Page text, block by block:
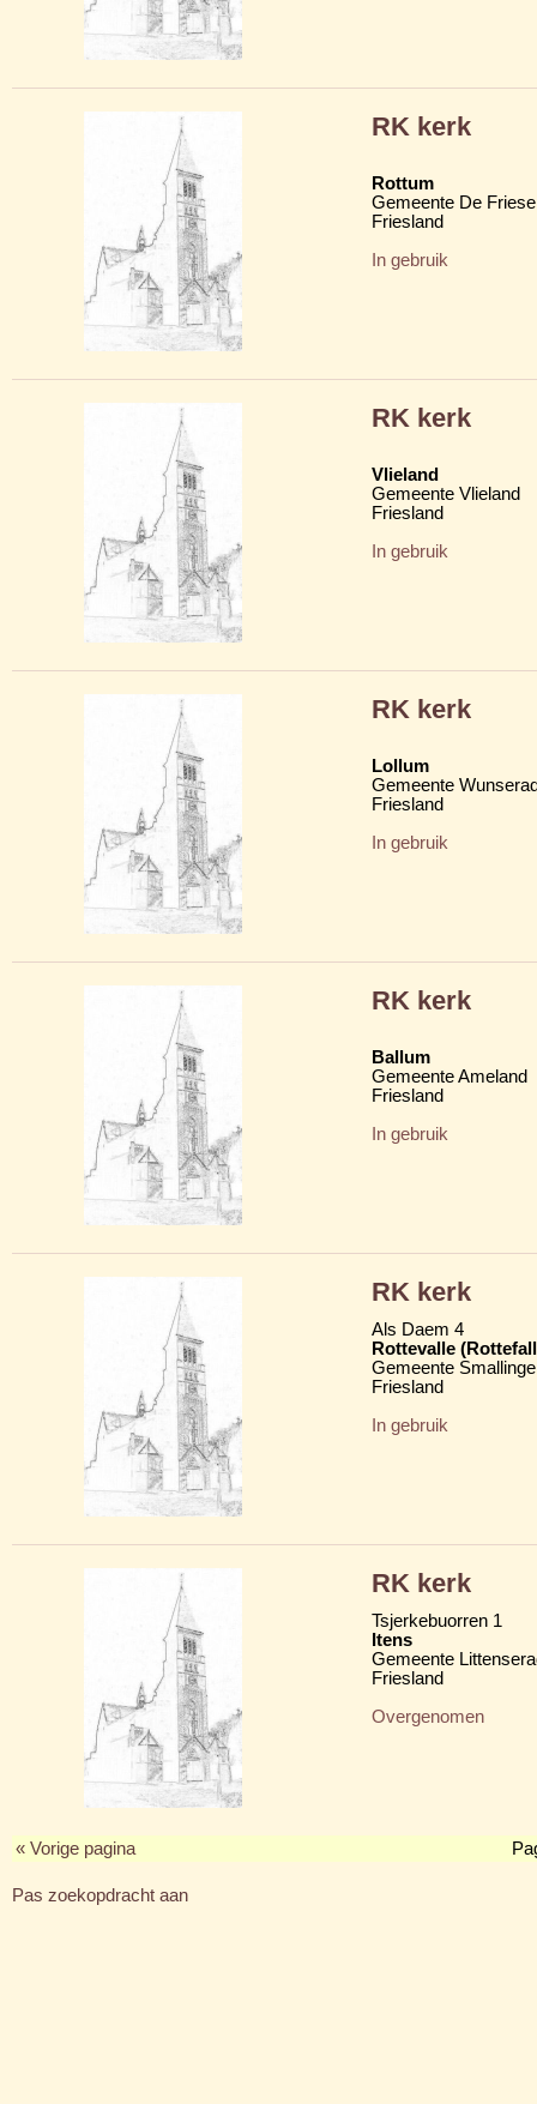
RK kerk
Rottum
Gemeente De
Friesland
In gebruik
RK kerk
Vlieland
Gemeente Vlieland
Friesland
In gebruik
RK kerk
Lollum
Gemeente
Friesland
In gebruik
RK kerk
Ballum
Gemeente Ameland
Friesland
In gebruik
RK kerk
Als Daem 4
Rottevalle
Gemeente
Friesland
In gebruik
RK kerk
Tsjerkebuorren 1
Itens
Gemeente
Friesland
Overgenomen
« Vorige pagina
Pas zoekopdracht aan